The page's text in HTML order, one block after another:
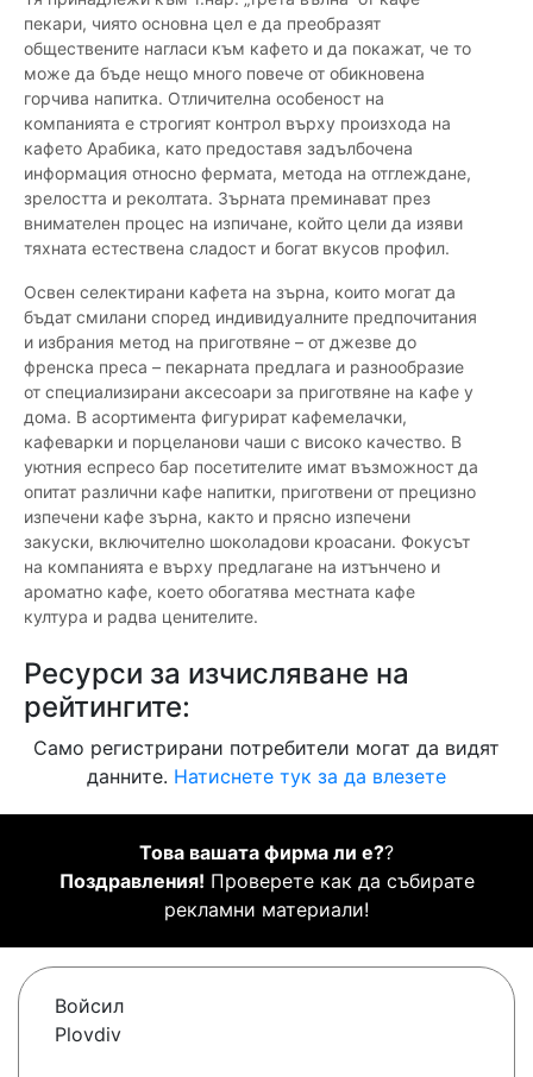
пекари, чиято основна цел е да преобразят
обществените нагласи към кафето и да покажат, че то
може да бъде нещо много повече от обикновена
горчива напитка. Отличителна особеност на
компанията е строгият контрол върху произхода на
кафето Арабика, като предоставя задълбочена
информация относно фермата, метода на отглеждане,
зрелостта и реколтата. Зърната преминават през
внимателен процес на изпичане, който цели да изяви
тяхната естествена сладост и богат вкусов профил.
Освен селектирани кафета на зърна, които могат да
бъдат смилани според индивидуалните предпочитания
и избрания метод на приготвяне – от джезве до
френска преса – пекарната предлага и разнообразие
от специализирани аксесоари за приготвяне на кафе у
дома. В асортимента фигурират кафемелачки,
кафеварки и порцеланови чаши с високо качество. В
уютния еспресо бар посетителите имат възможност да
опитат различни кафе напитки, приготвени от прецизно
изпечени кафе зърна, както и прясно изпечени
закуски, включително шоколадови кроасани. Фокусът
на компанията е върху предлагане на изтънчено и
ароматно кафе, което обогатява местната кафе
култура и радва ценителите.
Ресурси за изчисляване на
рейтингите:
Само регистрирани потребители могат да видят
данните. Натиснете тук за да влезете
Това вашата фирма ли е??
Поздравления! Проверете как да събирате
рекламни материали!
Войсил
Plovdiv